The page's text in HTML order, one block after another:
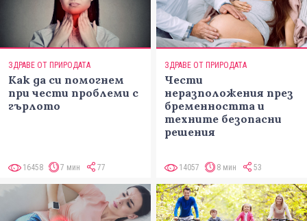
ЗДРАВЕ ОТ ПРИРОДАТА
Как да си помогнем
при чести проблеми с
гърлото
16458 7 мин 77
ЗДРАВЕ ОТ ПРИРОДАТА
Чести
неразположения през
бременността и
техните безопасни
решения
14057 8 мин 53